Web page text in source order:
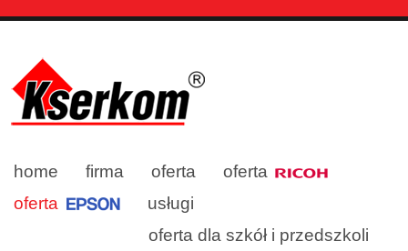
home firma oferta
oferta
oferta
usługi
oferta dla szkół i przedszkoli